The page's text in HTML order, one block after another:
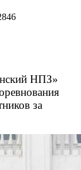
НПЗ»
за